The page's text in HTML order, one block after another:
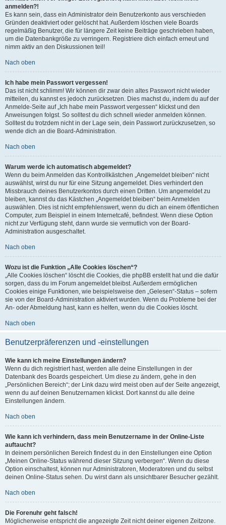
anmelden?!
Es kann sein, dass ein Administrator dein Benutzerkonto aus verschieden
Gründen deaktiviert oder gelöscht hat. Außerdem löschen viele Boards
regelmäßig Benutzer, die für längere Zeit keine Beiträge geschrieben haben,
um die Datenbankgröße zu verringern. Registriere dich einfach erneut und
nimm aktiv an den Diskussionen teil!
Nach oben
Ich habe mein Passwort vergessen!
Das ist nicht schlimm! Wir können dir zwar dein altes Passwort nicht wieder
mitteilen, du kannst es jedoch zurücksetzen. Dies machst du, indem du auf der
Anmelde-Seite auf „Ich habe mein Passwort vergessen“ klickst und den
Anweisungen folgst. So solltest du dich schnell wieder anmelden können.
Solltest du trotzdem nicht in der Lage sein, dein Passwort zurückzusetzen, so
wende dich an die Board-Administration.
Nach oben
Warum werde ich automatisch abgemeldet?
Wenn du beim Anmelden das Kontrollkästchen „Angemeldet bleiben“ nicht
auswählst, wirst du nur für eine Sitzung angemeldet. Dies verhindert den
Missbrauch deines Benutzerkontos durch einen Dritten. Um angemeldet zu
bleiben, kannst du das Kästchen „Angemeldet bleiben“ beim Anmelden
auswählen. Dies ist nicht empfehlenswert, wenn du dich an einem öffentlichen
Computer, zum Beispiel in einem Internetcafé, befindest. Wenn diese Option
nicht zur Verfügung steht, dann wurde sie vermutlich von der Board-
Administration ausgeschaltet.
Nach oben
Wozu ist die Funktion „Alle Cookies löschen“?
„Alle Cookies löschen“ löscht die Cookies, die phpBB erstellt hat und die dafür
sorgen, dass du im Forum angemeldet bleibst. Außerdem ermöglichen
Cookies einige Funktionen, wie beispielsweise den „Gelesen“-Status – sofern
sie von der Board-Administration aktiviert wurden. Wenn du Probleme bei der
An- oder Abmeldung hast, kann es helfen, wenn du die Cookies löscht.
Nach oben
Benutzerpräferenzen und -einstellungen
Wie kann ich meine Einstellungen ändern?
Wenn du dich registriert hast, werden alle deine Einstellungen in der
Datenbank des Boards gespeichert. Um diese zu ändern, gehe in den
„Persönlichen Bereich“; der Link dazu wird meist oben auf der Seite angezeigt,
wenn du auf deinen Benutzernamen klickst. Dort kannst du alle deine
Einstellungen ändern.
Nach oben
Wie kann ich verhindern, dass mein Benutzername in der Online-Liste
auftaucht?
In deinem persönlichen Bereich findest du in den Einstellungen eine Option
„Meinen Online-Status während dieser Sitzung verbergen“. Wenn du diese
Option einschaltest, können nur Administratoren, Moderatoren und du selbst
deinen Online-Status sehen. Du wirst dann als unsichtbarer Besucher gezählt.
Nach oben
Die Forenuhr geht falsch!
Möglicherweise entspricht die angezeigte Zeit nicht deiner eigenen Zeitzone.